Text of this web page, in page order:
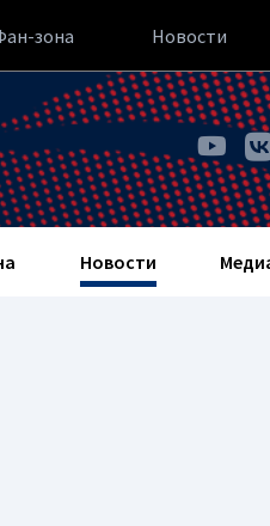
зона Новости
Новости